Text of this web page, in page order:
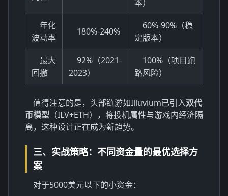
本）
年化
波动率
180%-240%
60%-90%（稳
定版本）
最大
回撤
92%（2021-
2023）
100%（项目跑
路风险）
值得注意的是，头部链游如Illuvium已引入双代
币模型 （ILV+ETH），将投机属性与游戏内经济隔
离，这种设计正在成为新趋势。
三、实战策略：不同资金量的最优选择方
案
对于5000美元以下的小资金：